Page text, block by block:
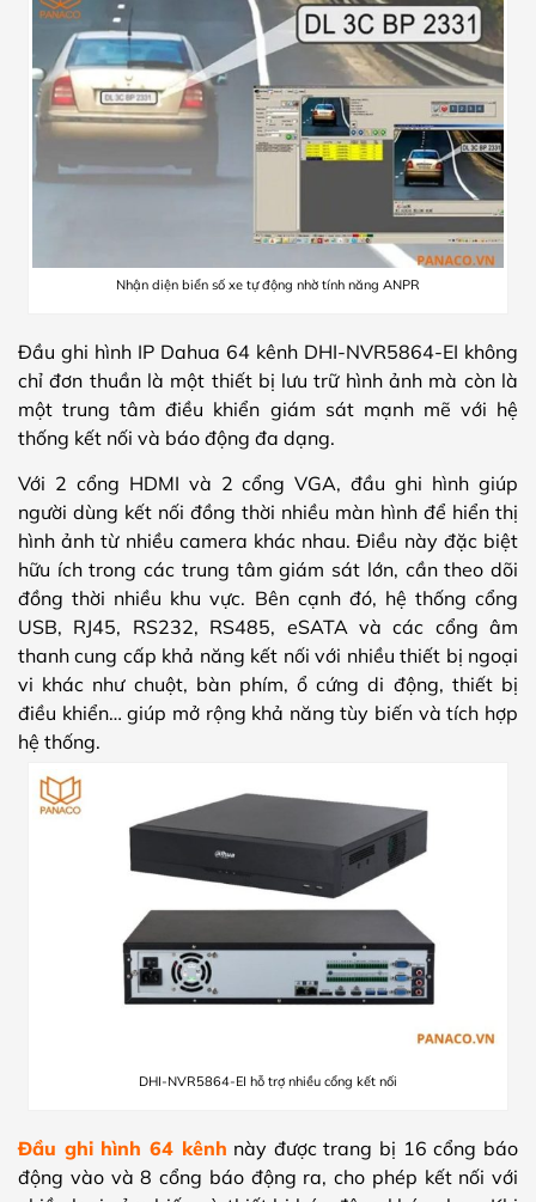
Nhận diện biển số xe tự động nhờ tính năng ANPR
Đầu ghi hình IP Dahua 64 kênh DHI-NVR5864-EI không
chỉ đơn thuần là một thiết bị lưu trữ hình ảnh mà còn là
một trung tâm điều khiển giám sát mạnh mẽ với hệ
thống kết nối và báo động đa dạng.
Với 2 cổng HDMI và 2 cổng VGA, đầu ghi hình giúp
người dùng kết nối đồng thời nhiều màn hình để hiển thị
hình ảnh từ nhiều camera khác nhau. Điều này đặc biệt
hữu ích trong các trung tâm giám sát lớn, cần theo dõi
đồng thời nhiều khu vực. Bên cạnh đó, hệ thống cổng
USB, RJ45, RS232, RS485, eSATA và các cổng âm
thanh cung cấp khả năng kết nối với nhiều thiết bị ngoại
vi khác như chuột, bàn phím, ổ cứng di động, thiết bị
điều khiển… giúp mở rộng khả năng tùy biến và tích hợp
hệ thống.
DHI-NVR5864-EI hỗ trợ nhiều cổng kết nối
Đầu ghi hình 64 kênh này được trang bị 16 cổng báo
động vào và 8 cổng báo động ra, cho phép kết nối với